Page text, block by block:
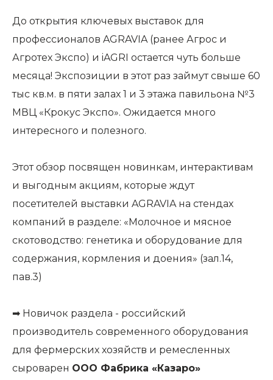
До открытия ключевых выставок для
профессионалов AGRAVIA (ранее Агрос и
Агротех Экспо) и iAGRI остается чуть больше
месяца! Экспозиции в этот раз займут свыше 60
тыс кв.м. в пяти залах 1 и 3 этажа павильона №3
МВЦ «Крокус Экспо». Ожидается много
интересного и полезного.
Этот обзор посвящен новинкам, интерактивам
и выгодным акциям, которые ждут
посетителей выставки AGRAVIA на стендах
компаний в разделе: «Молочное и мясное
скотоводство: генетика и оборудование для
содержания, кормления и доения» (зал.14,
пав.3)
➡ Новичок раздела - российский
производитель современного оборудования
для фермерских хозяйств и ремесленных
сыроварен ООО Фабрика «Казаро»